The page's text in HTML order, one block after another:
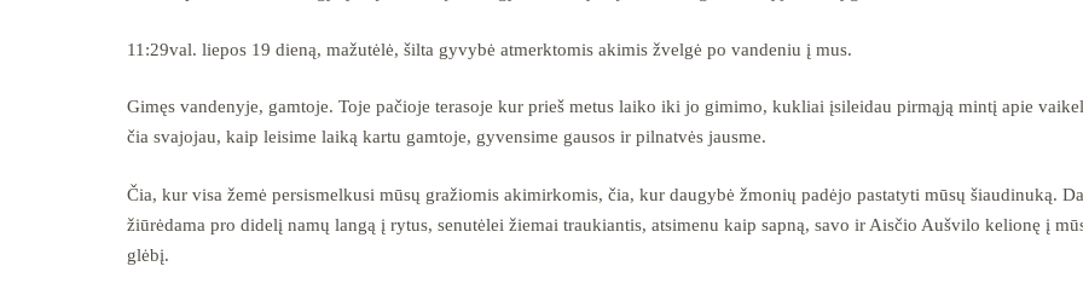
11:29val. liepos 19 dieną, mažutėlė, šilta gyvybė atmerktomis akimis žvelgė po vandeniu į mus.
Gimęs vandenyje, gamtoje. Toje pačioje terasoje kur prieš metus laiko iki jo gimimo, kukliai įsileidau pirmąją mintį apie
čia svajojau, kaip leisime laiką kartu gamtoje, gyvensime gausos ir pilnatvės jausme.
Čia, kur visa žemė persismelkusi mūsų gražiomis akimirkomis, čia, kur daugybė žmonių padėjo pastatyti mūsų šiaudinuką.
žiūrėdama pro didelį namų langą į rytus, senutėlei žiemai traukiantis, atsimenu kaip sapną, savo ir Aisčio Aušvilo kelionę į
glėbį.